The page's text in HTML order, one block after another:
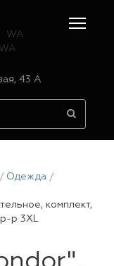
WA
WA
43 А
Одежда
комплект,
р-р 3XL